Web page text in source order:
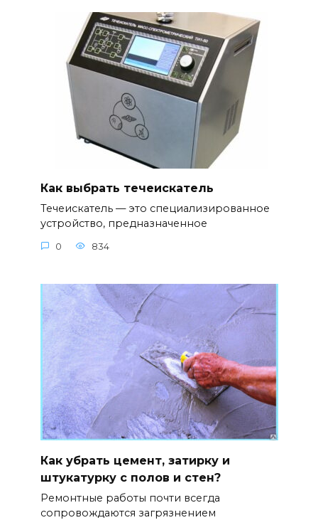
Как выбрать течеискатель
Течеискатель — это специализированное
устройство, предназначенное
0 834
Как убрать цемент, затирку и
штукатурку с полов и стен?
Ремонтные работы почти всегда
сопровождаются загрязнением